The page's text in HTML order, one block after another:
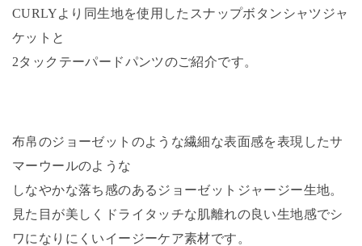
CURLYより同生地を使用したスナップボタンシャツジャ
ケットと
2タックテーパードパンツのご紹介です。
布帛のジョーゼットのような繊細な表面感を表現したサ
マーウールのような
しなやかな落ち感のあるジョーゼットジャージー生地。
見た目が美しくドライタッチな肌離れの良い生地感でシ
ワになりにくいイージーケア素材です。